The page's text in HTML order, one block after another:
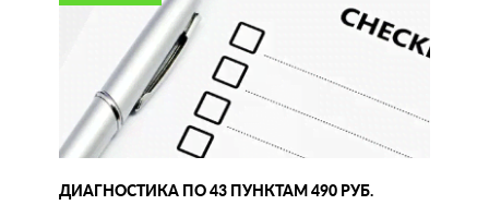
ДИАГНОСТИКА ПО 43 ПУНКТАМ 490 РУБ.